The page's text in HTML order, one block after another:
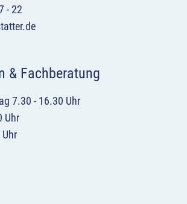
- 22
& Fachberatung
7.30 - 16.30 Uhr
Uhr